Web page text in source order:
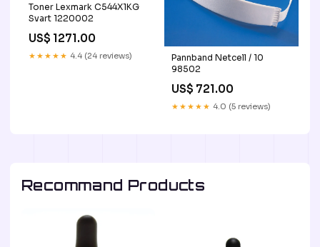
Toner Lexmark C544X1KG
Svart 1220002
US$ 1271.00
★★★★★ 4.4 (24 reviews)
Pannband Netcell / 10
98502
US$ 721.00
★★★★★ 4.0 (5 reviews)
Recommand Products